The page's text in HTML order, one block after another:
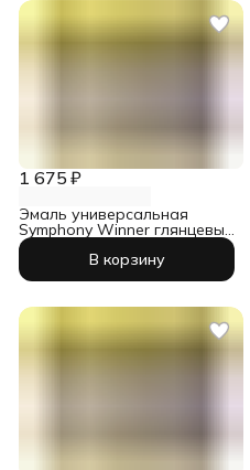
1 675 ₽
Эмаль универсальная
Symphony Winner глянцевый
база С 0,9 л
В корзину